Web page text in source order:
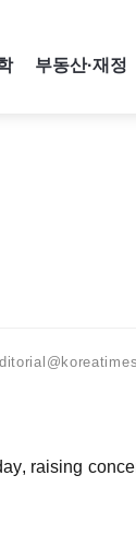
부동산·재정
raising